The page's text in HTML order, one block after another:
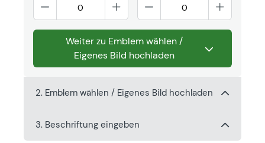
Weiter zu Emblem wählen /
Eigenes Bild hochladen
2. Emblem wählen / Eigenes Bild hochladen
3. Beschriftung eingeben